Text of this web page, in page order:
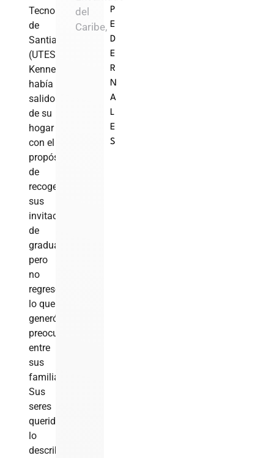
Tecnológica
de
Santiago
(UTESA),
Kennedy
había
salido
de su
hogar
con el
propósito
de
recoger
sus
invitaciones
de
graduación,
pero
no
regresó,
lo que
generó
preocupación
entre
sus
familiares.
Sus
seres
queridos
lo
describen
del
Caribe,
P
E
D
E
R
N
A
L
E
S